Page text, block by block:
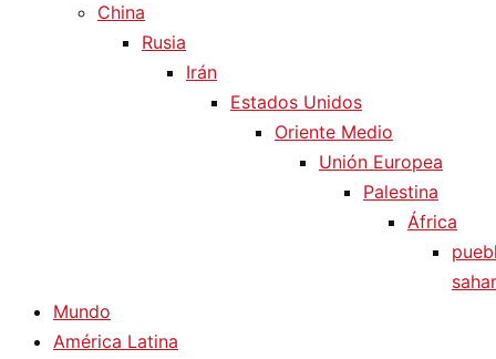
China
Rusia
Irán
Estados Unidos
Oriente Medio
Unión Europea
Palestina
África
Mundo
América Latina